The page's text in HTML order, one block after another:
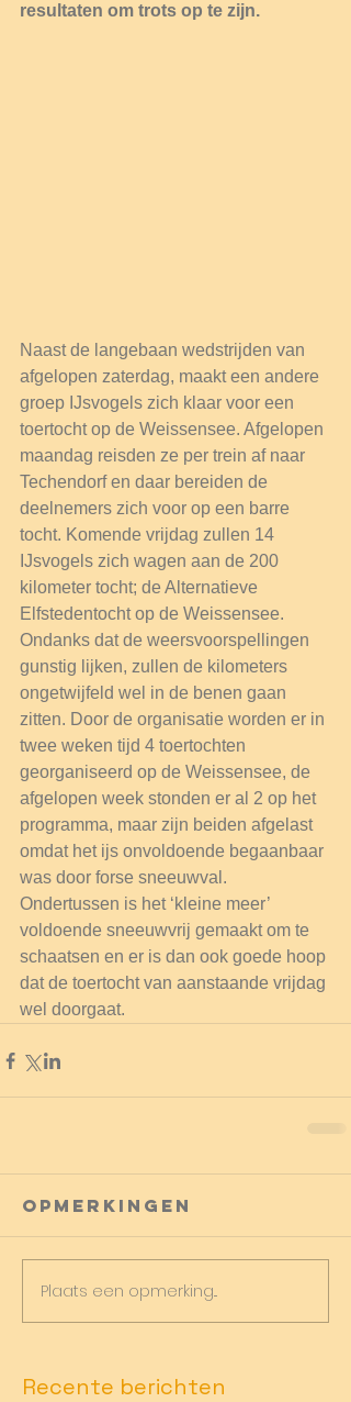
resultaten om trots op te zijn.
Naast de langebaan wedstrijden van
afgelopen zaterdag, maakt een andere
groep IJsvogels zich klaar voor een
toertocht op de Weissensee. Afgelopen
maandag reisden ze per trein af naar
Techendorf en daar bereiden de
deelnemers zich voor op een barre
tocht. Komende vrijdag zullen 14
IJsvogels zich wagen aan de 200
kilometer tocht; de Alternatieve
Elfstedentocht op de Weissensee.
Ondanks dat de weersvoorspellingen
gunstig lijken, zullen de kilometers
ongetwijfeld wel in de benen gaan
zitten. Door de organisatie worden er in
twee weken tijd 4 toertochten
georganiseerd op de Weissensee, de
afgelopen week stonden er al 2 op het
programma, maar zijn beiden afgelast
omdat het ijs onvoldoende begaanbaar
was door forse sneeuwval.
Ondertussen is het ‘kleine meer’
voldoende sneeuwvrij gemaakt om te
schaatsen en er is dan ook goede hoop
dat de toertocht van aanstaande vrijdag
wel doorgaat.
Opmerkingen
Plaats een opmerking...
Recente berichten